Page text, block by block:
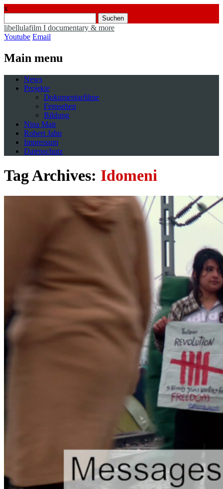
x
nach:
libellulafilm I documentary & more
Youtube Email
Main menu
Skip
News
Projekte
Dokumentarfilme
Fernsehen
Bildung
Nina Mair
Robert Jahn
Impressum
Datenschutz
Tag Archives: Idomeni